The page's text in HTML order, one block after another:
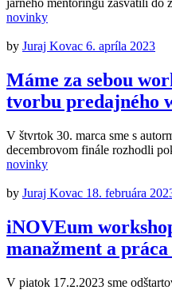
jarného mentoringu zasvätili
novinky
by Juraj Kovac 6. apríla 2023
Máme za sebou
tvorbu predajného
V štvrtok 30. marca sme s
decembrovom finále rozhodli
novinky
by Juraj Kovac 18. februára
iNOVEum
manažment a
V piatok 17.2.2023 sme